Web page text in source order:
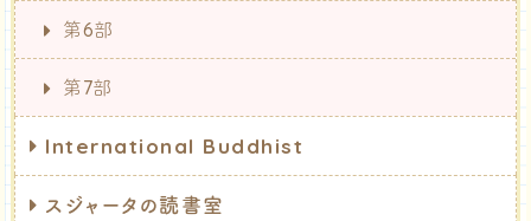
第6部
第7部
International Buddhist
スジャータの読書室